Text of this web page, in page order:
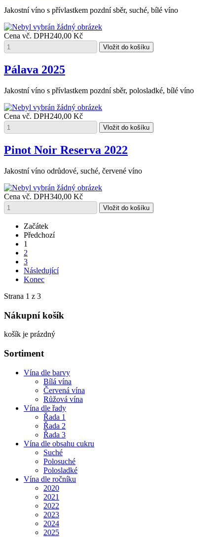
Jakostní víno s přívlastkem pozdní sběr, suché, bílé víno
Cena vč. DPH240,00 Kč
Pálava 2025
Jakostní víno s přívlastkem pozdní sběr, polosladké, bílé víno
Cena vč. DPH240,00 Kč
Pinot Noir Reserva 2022
Jakostní víno odrůdové, suché, červené víno
Cena vč. DPH340,00 Kč
Začátek
Předchozí
1
2
3
Následující
Konec
Strana 1 z 3
Nákupní košík
košík je prázdný
Sortiment
Vína dle barvy
Bílá vína
Červená vína
Růžová vína
Vína dle řady
Řada 1
Řada 2
Řada 3
Vína dle obsahu cukru
Suché
Polosuché
Polosladké
Vína dle ročníku
2020
2021
2022
2023
2024
2025